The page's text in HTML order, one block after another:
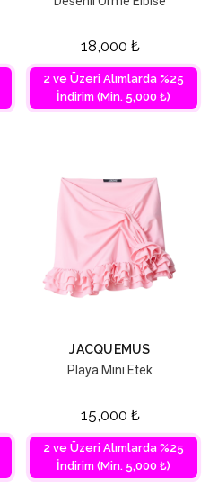
18,000 ₺
2 ve Üzeri Alımlarda %25
İndirim (Min. 5,000 ₺)
JACQUEMUS
Playa Mini Etek
15,000 ₺
2 ve Üzeri Alımlarda %25
İndirim (Min. 5,000 ₺)